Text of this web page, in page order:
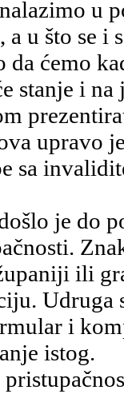
u
u što se i
ćemo
stanje i
upravo
sa
je do
ili
Udruga
i
istog.